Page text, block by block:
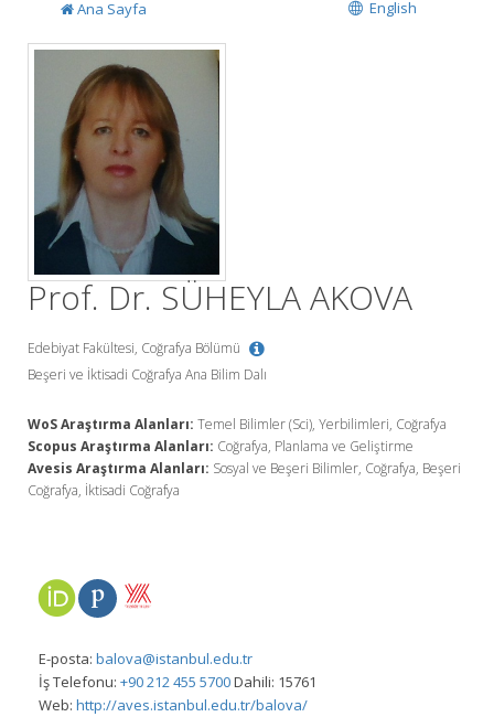
English
Ana Sayfa
Prof. Dr. SÜHEYLA AKOVA
Edebiyat Fakültesi, Coğrafya Bölümü
Beşeri ve İktisadi Coğrafya Ana Bilim Dalı
WoS Araştırma Alanları: Temel Bilimler (Sci), Yerbilimleri, Coğrafya
Scopus Araştırma Alanları: Coğrafya, Planlama ve Geliştirme
Avesis Araştırma Alanları: Sosyal ve Beşeri Bilimler, Coğrafya, Beşeri
Coğrafya, İktisadi Coğrafya
E-posta: balova@istanbul.edu.tr
İş Telefonu: +90 212 455 5700Dahili: 15761
Web: http://aves.istanbul.edu.tr/balova/